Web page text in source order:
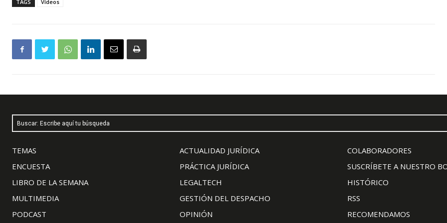
TAGS Vídeos
Buscar: Escribe aquí tu búsqueda
TEMAS
ENCUESTA
LIBRO DE LA SEMANA
MULTIMEDIA
PODCAST
ACTUALIDAD JURÍDICA
PRÁCTICA JURÍDICA
LEGALTECH
GESTIÓN DEL DESPACHO
OPINIÓN
COLABORADORES
SUSCRÍBETE A NUESTRO
HISTÓRICO
RSS
RECOMENDAMOS